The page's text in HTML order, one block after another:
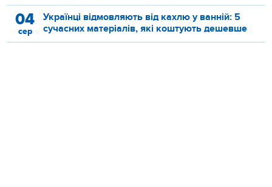
04
сер
Українці відмовляють від кахлю у ванній: 5
сучасних матеріалів, які коштують дешевше